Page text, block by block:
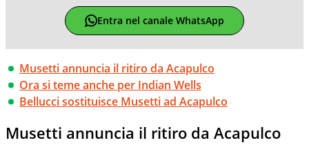
Entra nel canale WhatsApp
Musetti annuncia il ritiro da Acapulco
Ora si teme anche per Indian Wells
Bellucci sostituisce Musetti ad Acapulco
Musetti annuncia il ritiro da Acapulco